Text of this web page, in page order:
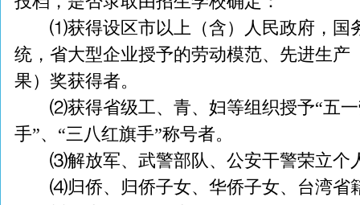
⑴获得设区市以上（含）人民政府，国
统，省大型企业授予的劳动模范、先进生产
果）奖获得者。
⑵获得省级工、青、妇等组织授予“五一
手”、“三八红旗手”称号者。
⑶解放军、武警部队、公安干警荣立个
⑷归侨、归侨子女、华侨子女、台湾省